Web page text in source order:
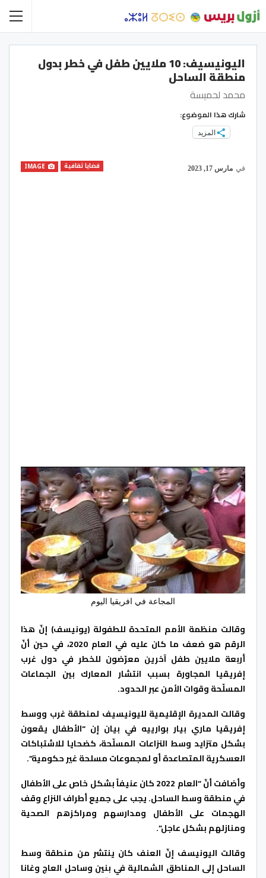
اليونيسيف: 10 ملايين طفل في خطر بدول
منطقة الساحل
محمد لحميسة
شارك هذا الموضوع:
المزيد
قضايا ثقافية في مارس 17, 2023
المجاعة في افريقيا اليوم
وقالت منظمة الأمم المتحدة للطفولة (يونيسف) إنّ هذا
الرقم هو ضعف ما كان عليه في العام 2020، في حين أنّ
أربعة ملايين طفل آخرين معرّضون للخطر في دول غرب
إفريقيا المجاورة بسبب انتشار المعارك بين الجماعات
المسلّحة وقوات الأمن عبر الحدود.
وقالت المديرة الإقليمية لليونيسيف لمنطقة غرب ووسط
إفريقيا ماري بيار بوارييه في بيان إن “الأطفال يقعون
بشكل متزايد وسط النزاعات المسلّحة، كضحايا للاشتباكات
العسكرية المتصاعدة أو لمجموعات مسلحة غير حكومية”.
وأضافت أنّ “العام 2022 كان عنيفاً بشكل خاص على الأطفال
في منطقة وسط الساحل. يجب على جميع أطراف النزاع وقف
الهجمات على الأطفال ومدارسهم ومراكزهم الصحية
ومنازلهم بشكل عاجل”.
وقالت اليونيسف إنّ العنف كان ينتشر من منطقة وسط
الساحل إلى المناطق الشمالية في بنين وساحل العاج وغانا